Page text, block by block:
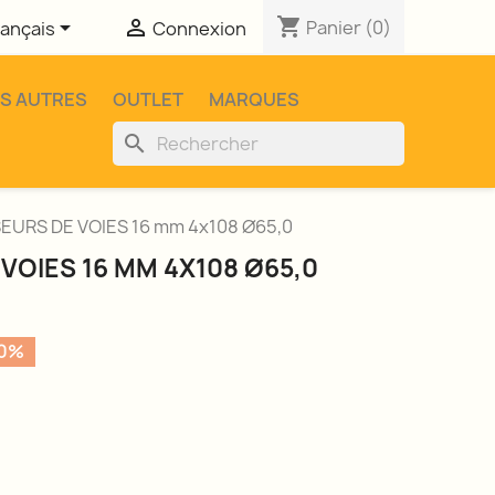
  Connexion shopping_cart Panier (0)
AUTRES OUTLET MARQUES
search
DE VOIES 16 mm 4x108 Ø65,0
16 MM 4X108 Ø65,0